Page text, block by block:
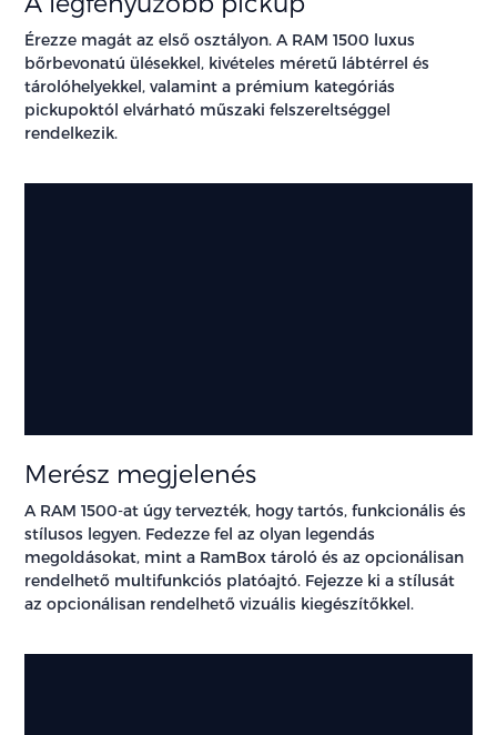
Érezze magát az első osztályon. A RAM 1500 luxus
bőrbevonatú ülésekkel, kivételes méretű lábtérrel és
tárolóhelyekkel, valamint a prémium kategóriás
pickupoktól elvárható műszaki felszereltséggel
rendelkezik.
Merész megjelenés
A RAM 1500-at úgy tervezték, hogy tartós, funkcionális és
stílusos legyen. Fedezze fel az olyan legendás
megoldásokat, mint a RamBox tároló és az opcionálisan
rendelhető multifunkciós platóajtó. Fejezze ki a stílusát
az opcionálisan rendelhető vizuális kiegészítőkkel.